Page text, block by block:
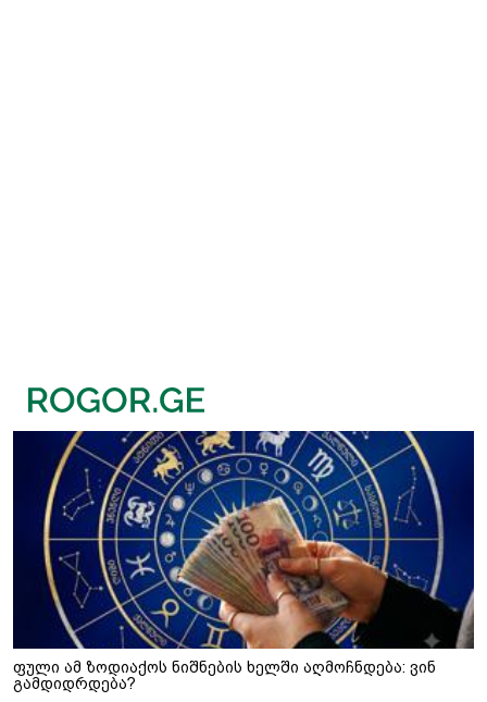
ფული ამ ზოდიაქოს ნიშნების ხელში აღმოჩნდება: ვინ
გამდიდრდება?